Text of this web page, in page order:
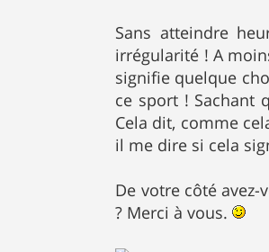
Sans atteindre
irrégularité ! A
signifie quelque
ce sport ! Sachant
Cela dit, comme
il me dire si cela
De votre côté
? Merci à vous.